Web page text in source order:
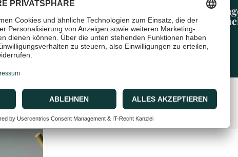
Schneller & sicherer Versand
mit DHL
30